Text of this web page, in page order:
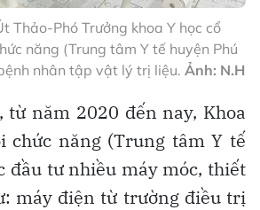
Thảo-Phó Trưởng khoa Y học cổ
năng (Trung tâm Y tế huyện Phú
nhân tập vật lý trị liệu. Ảnh: N.H
từ năm 2020 đến nay, Khoa
chức năng (Trung tâm Y tế
đầu tư nhiều máy móc, thiết
máy điện từ trường điều trị